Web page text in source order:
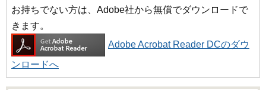
お持ちでない方は、Adobe社から無償でダウンロードで
きます。
Adobe Acrobat Reader DCのダウ
ンロードへ